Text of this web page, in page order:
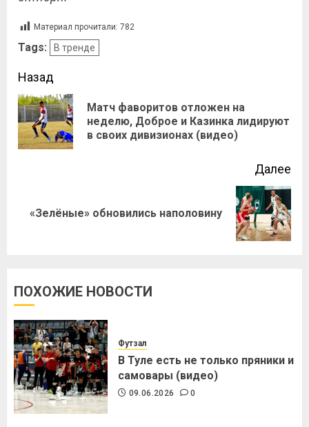
Материал прочитали: 782
Tags: В тренде
Назад
Матч фаворитов отложен на
неделю, Доброе и Казинка лидируют
в своих дивизионах (видео)
Далее
«Зелёные» обновились наполовину
ПОХОЖИЕ НОВОСТИ
Футзал
В Туле есть не только пряники и
самовары (видео)
09.06.2026 0